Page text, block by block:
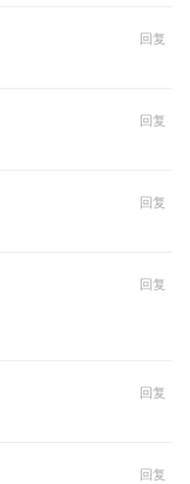
回复
回复
回复
回复
回复
回复